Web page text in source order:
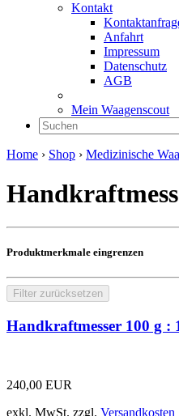
Kontakt
Anfahrt
Impressum
Datenschutz
AGB
Mein Waagenscout
Home › Shop › Medizinische
Produktmerkmale eingrenzen
Filter zurücksetzen
Handkraftmesser 100 g :
240,00 EUR
exkl. MwSt. zzgl. Versandkosten